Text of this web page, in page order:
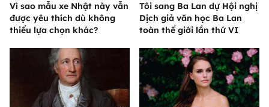
Vì sao mẫu xe Nhật này vẫn
được yêu thích dù không
thiếu lựa chọn khác?
Tôi sang Ba Lan dự Hội nghị
Dịch giả văn học Ba Lan
toàn thế giới lần thứ VI